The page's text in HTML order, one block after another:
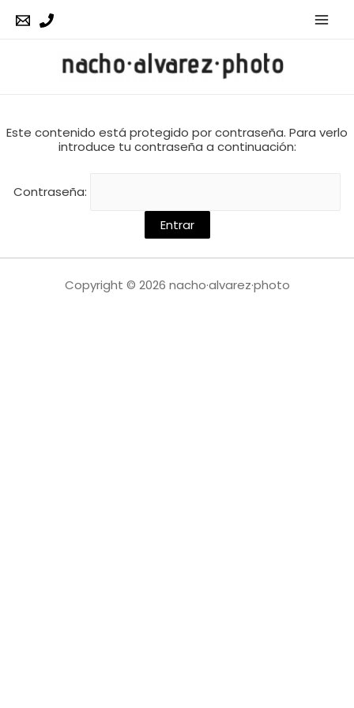
Este contenido está protegido por contraseña. Para verlo
introduce tu contraseña a continuación:
Contraseña:
Copyright © 2026 nacho·alvarez·photo